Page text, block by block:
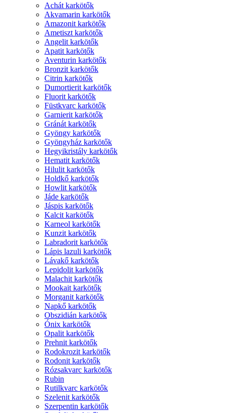
Achát karkötők
Akvamarin karkötők
Amazonit karkötők
Ametiszt karkötők
Angelit karkötők
Apatit karkötők
Aventurin karkötők
Bronzit karkötők
Citrin karkötők
Dumortierit karkötők
Fluorit karkötők
Füstkvarc karkötők
Garnierit karkötők
Gránát karkötők
Gyöngy karkötők
Gyöngyház karkötők
Hegyikristály karkötők
Hematit karkötők
Hilulit karkötők
Holdkő karkötők
Howlit karkötők
Jáde karkötők
Jáspis karkötők
Kalcit karkötők
Karneol karkötők
Kunzit karkötők
Labradorit karkötők
Lápis lazuli karkötők
Lávakő karkötők
Lepidolit karkötők
Malachit karkötők
Mookait karkötők
Morganit karkötők
Napkő karkötők
Obszidián karkötők
Ónix karkötők
Opalit karkötők
Prehnit karkötők
Rodokrozit karkötők
Rodonit karkötők
Rózsakvarc karkötők
Rubin
Rutilkvarc karkötők
Szelenit karkötők
Szerpentin karkötők